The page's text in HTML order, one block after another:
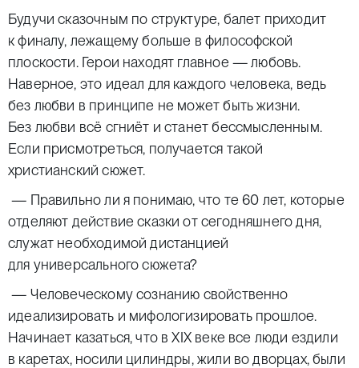
Будучи сказочным по структуре, балет приходит
к финалу, лежащему больше в философской
плоскости. Герои находят главное — любовь.
Наверное, это идеал для каждого человека, ведь
без любви в принципе не может быть жизни.
Без любви всё сгниёт и станет бессмысленным.
Если присмотреться, получается такой
христианский сюжет.
— Правильно ли я понимаю, что те 60 лет, которые
отделяют действие сказки от сегодняшнего дня,
служат необходимой дистанцией
для универсального сюжета?
— Человеческому сознанию свойственно
идеализировать и мифологизировать прошлое.
Начинает казаться, что в XIX веке все люди ездили
в каретах, носили цилиндры, жили во дворцах, были